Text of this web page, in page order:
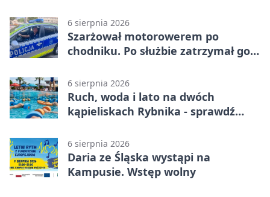
6 sierpnia 2026
Szarżował motorowerem po
chodniku. Po służbie zatrzymał go
6 sierpnia 2026
Ruch, woda i lato na dwóch
kąpieliskach Rybnika - sprawdź
6 sierpnia 2026
Daria ze Śląska wystąpi na
Kampusie. Wstęp wolny